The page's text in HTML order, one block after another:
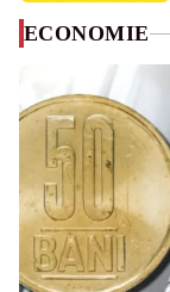
ECONOMIE